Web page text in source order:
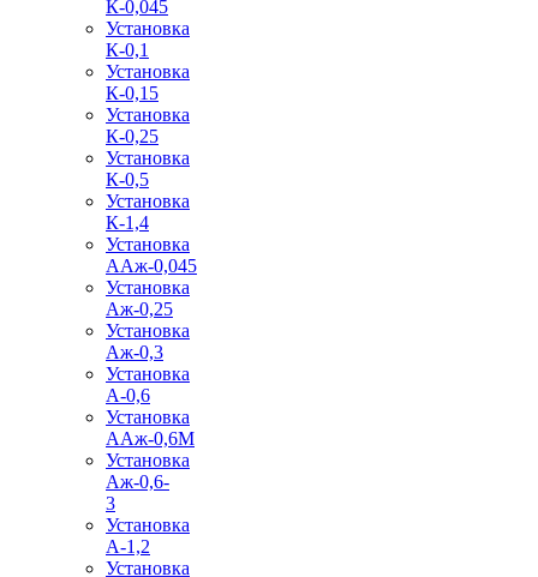
К-0,045
Установка
К-0,1
Установка
К-0,15
Установка
К-0,25
Установка
К-0,5
Установка
К-1,4
Установка
ААж-0,045
Установка
Аж-0,25
Установка
Аж-0,3
Установка
А-0,6
Установка
ААж-0,6М
Установка
Аж-0,6-
3
Установка
А-1,2
Установка